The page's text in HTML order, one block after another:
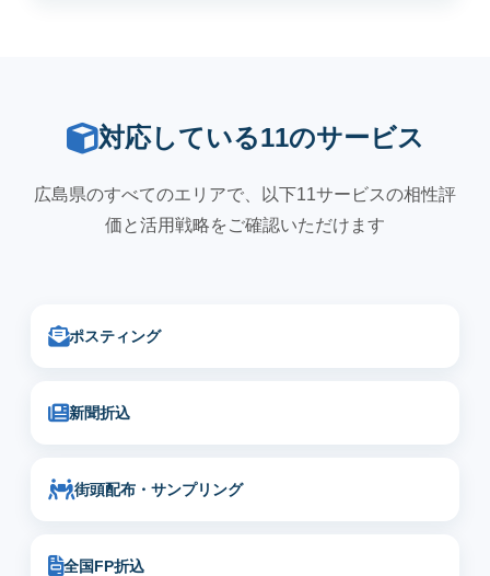
対応している11のサービス
広島県のすべてのエリアで、以下11サービスの相性評
価と活用戦略をご確認いただけます
ポスティング
新聞折込
街頭配布・サンプリング
全国FP折込